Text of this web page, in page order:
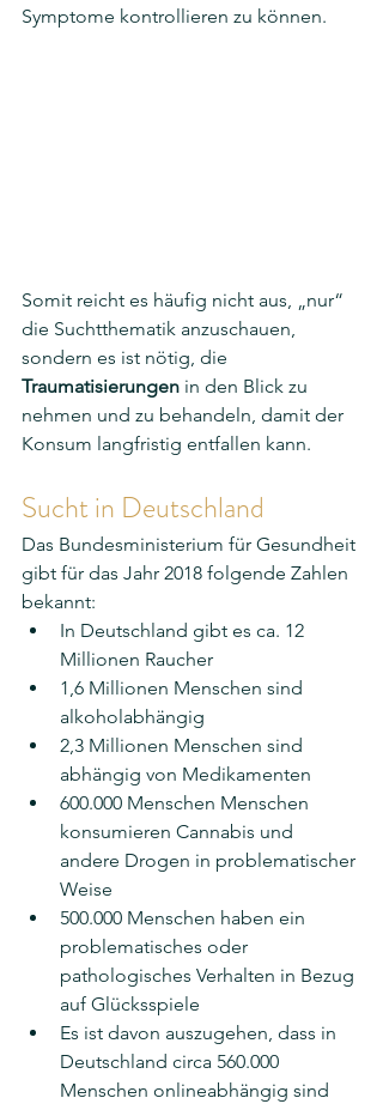
Symptome kontrollieren zu können.
Somit reicht es häufig nicht aus, „nur“
die Suchtthematik anzuschauen,
sondern es ist nötig, die
Traumatisierungen in den Blick zu
nehmen und zu behandeln, damit der
Konsum langfristig entfallen kann.
Sucht in Deutschland
Das Bundesministerium für Gesundheit
gibt für das Jahr 2018 folgende Zahlen
bekannt:
In Deutschland gibt es ca. 12
Millionen Raucher
1,6 Millionen Menschen sind
alkoholabhängig
2,3 Millionen Menschen sind
abhängig von Medikamenten
600.000 Menschen Menschen
konsumieren Cannabis und
andere Drogen in problematischer
Weise
500.000 Menschen haben ein
problematisches oder
pathologisches Verhalten in Bezug
auf Glücksspiele
Es ist davon auszugehen, dass in
Deutschland circa 560.000
Menschen onlineabhängig sind